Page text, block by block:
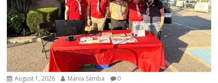
August 1, 2026 Mania Samba 0